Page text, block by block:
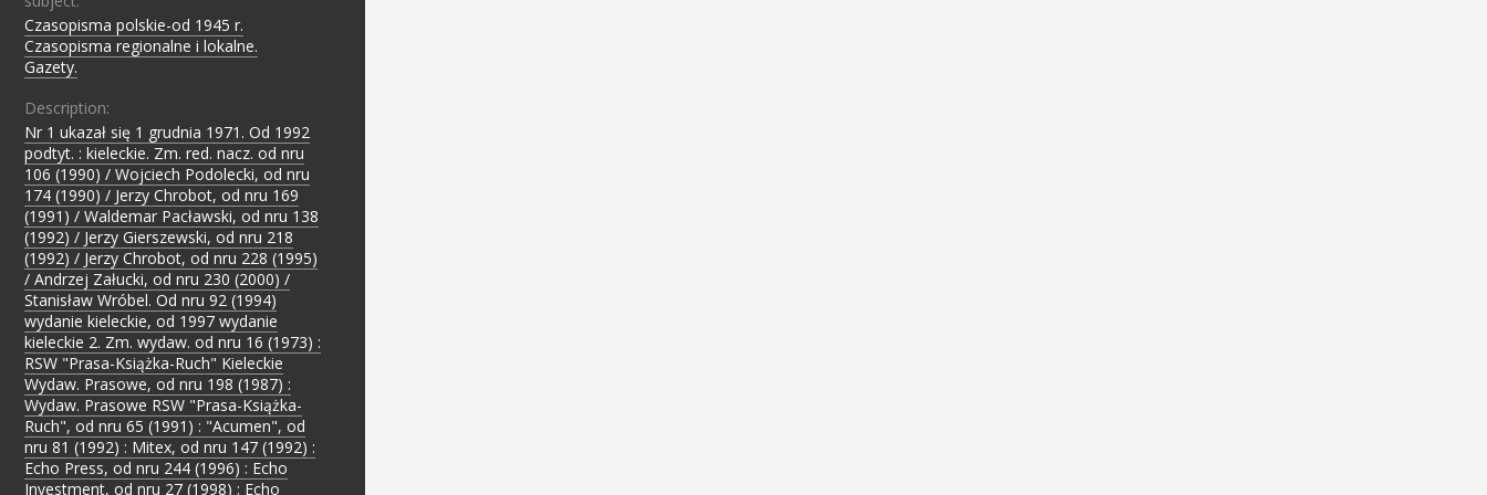
Czasopisma polskie-od 1945 r.
Czasopisma regionalne i lokalne.
Gazety.
Description:
Nr 1 ukazał się 1 grudnia 1971. Od 1992
podtyt. : kieleckie. Zm. red. nacz. od nru
106 (1990) / Wojciech Podolecki, od nru
174 (1990) / Jerzy Chrobot, od nru 169
(1991) / Waldemar Pacławski, od nru 138
(1992) / Jerzy Gierszewski, od nru 218
(1992) / Jerzy Chrobot, od nru 228 (1995)
/ Andrzej Załucki, od nru 230 (2000) /
Stanisław Wróbel. Od nru 92 (1994)
wydanie kieleckie, od 1997 wydanie
kieleckie 2. Zm. wydaw. od nru 16 (1973) :
RSW "Prasa-Książka-Ruch" Kieleckie
Wydaw. Prasowe, od nru 198 (1987) :
Wydaw. Prasowe RSW "Prasa-Książka-
Ruch", od nru 65 (1991) : "Acumen", od
nru 81 (1992) : Mitex, od nru 147 (1992) :
Echo Press, od nru 244 (1996) : Echo
Investment, od nru 27 (1998) : Echo